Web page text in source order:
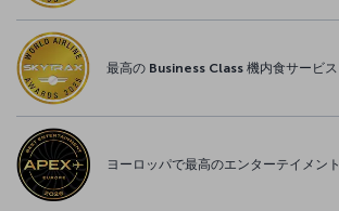
最高の Business Class 機内食サービス
ヨーロッパで最高のエンターテイメント